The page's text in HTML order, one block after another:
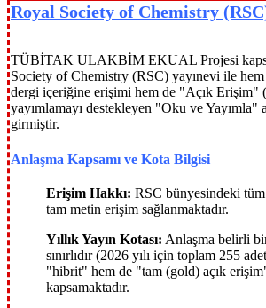
Royal Society of Chemistry
TÜBİTAK ULAKBİM EKUAL Projesi
Society of Chemistry (RSC) yayınevi ile
dergi içeriğine erişimi hem de "Açık Erişim"
yayımlamayı destekleyen "Oku ve Yayımla"
girmiştir.
Anlaşma Kapsamı ve Kota Bilgisi
Erişim Hakkı: RSC bünyesindeki
tam metin erişim sağlanmaktadır.
Yıllık Yayın Kotası: Anlaşma belirli
sınırlıdır (2026 yılı için toplam 255
"hibrit" hem de "tam (gold) açık
kapsamaktadır.